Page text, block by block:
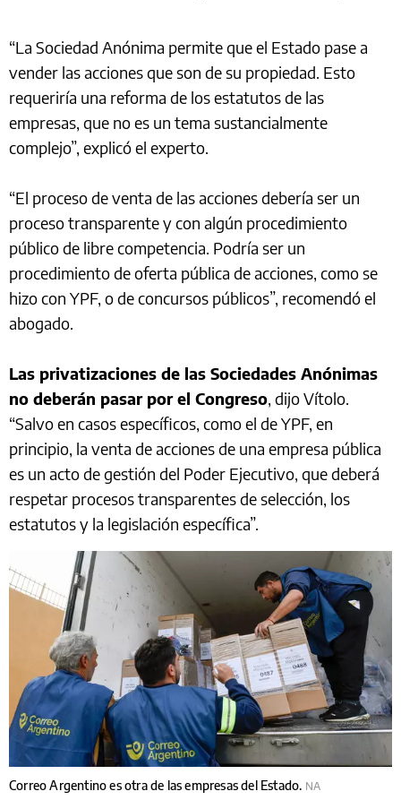
“La Sociedad Anónima permite que el Estado pase a
vender las acciones que son de su propiedad. Esto
requeriría una reforma de los estatutos de las
empresas, que no es un tema sustancialmente
complejo”, explicó el experto.
“El proceso de venta de las acciones debería ser un
proceso transparente y con algún procedimiento
público de libre competencia. Podría ser un
procedimiento de oferta pública de acciones, como se
hizo con YPF, o de concursos públicos”, recomendó el
abogado.
Las privatizaciones de las Sociedades Anónimas
no deberán pasar por el Congreso, dijo Vítolo.
“Salvo en casos específicos, como el de YPF, en
principio, la venta de acciones de una empresa pública
es un acto de gestión del Poder Ejecutivo, que deberá
respetar procesos transparentes de selección, los
estatutos y la legislación específica”.
Correo Argentino es otra de las empresas del Estado. NA